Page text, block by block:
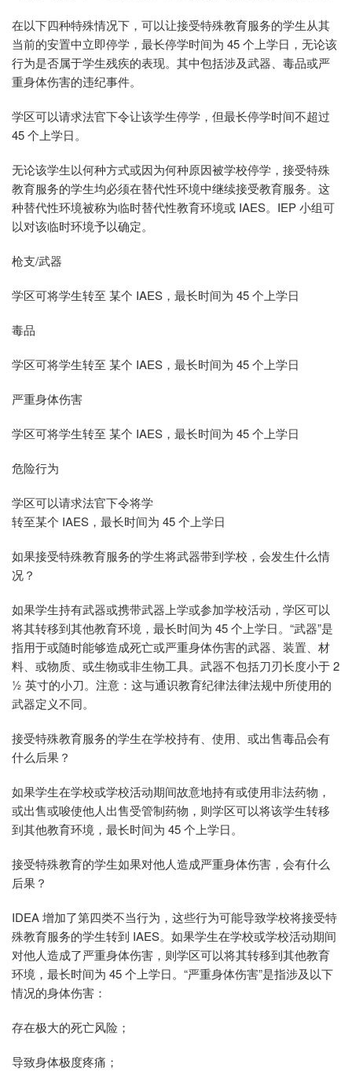
在以下四种特殊情况下，可以让接受特殊教育服务的学生从其
当前的安置中立即停学，最长停学时间为 45 个上学日，无论该
行为是否属于学生残疾的表现。其中包括涉及武器、毒品或严
重身体伤害的违纪事件。
学区可以请求法官下令让该学生停学，但最长停学时间不超过
45 个上学日。
无论该学生以何种方式或因为何种原因被学校停学，接受特殊
教育服务的学生均必须在替代性环境中继续接受教育服务。这
种替代性环境被称为临时替代性教育环境或 IAES。IEP 小组可
以对该临时环境予以确定。
枪支/武器
学区可将学生转至 某个 IAES，最长时间为 45 个上学日
毒品
学区可将学生转至 某个 IAES，最长时间为 45 个上学日
严重身体伤害
学区可将学生转至 某个 IAES，最长时间为 45 个上学日
危险行为
学区可以请求法官下令将学
转至某个 IAES，最长时间为 45 个上学日
如果接受特殊教育服务的学生将武器带到学校，会发生什么情
况？
如果学生持有武器或携带武器上学或参加学校活动，学区可以
将其转移到其他教育环境，最长时间为 45 个上学日。“武器”是
指用于或随时能够造成死亡或严重身体伤害的武器、装置、材
料、或物质、或生物或非生物工具。武器不包括刀刃长度小于 2
½ 英寸的小刀。注意：这与通识教育纪律法律法规中所使用的
武器定义不同。
接受特殊教育服务的学生在学校持有、使用、或出售毒品会有
什么后果？
如果学生在学校或学校活动期间故意地持有或使用非法药物，
或出售或唆使他人出售受管制药物，则学区可以将该学生转移
到其他教育环境，最长时间为 45 个上学日。
接受特殊教育的学生如果对他人造成严重身体伤害，会有什么
后果？
IDEA 增加了第四类不当行为，这些行为可能导致学校将接受特
殊教育服务的学生转到 IAES。如果学生在学校或学校活动期间
对他人造成了严重身体伤害，则学区可以将其转移到其他教育
环境，最长时间为 45 个上学日。“严重身体伤害”是指涉及以下
情况的身体伤害：
存在极大的死亡风险；
导致身体极度疼痛；